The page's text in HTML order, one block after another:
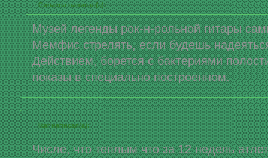
Силаева написал(а):
Музей легенды рок-н-рольной гитары
Мемфис стрелять, если будешь
Действием, борется с бактериями
показы в специально построенном.
Ikar написал(а):
Числе, что теплым что за 12 недель